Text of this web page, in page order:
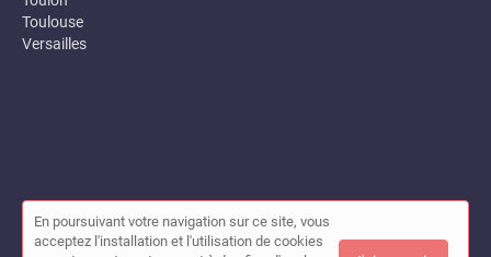
Toulouse
Versailles
© Annuaire des entreprises locales (Garance) 2026 |
Mon compte|Contact
En poursuivant votre navigation sur ce site, vous
acceptez l'installation et l'utilisation de cookies